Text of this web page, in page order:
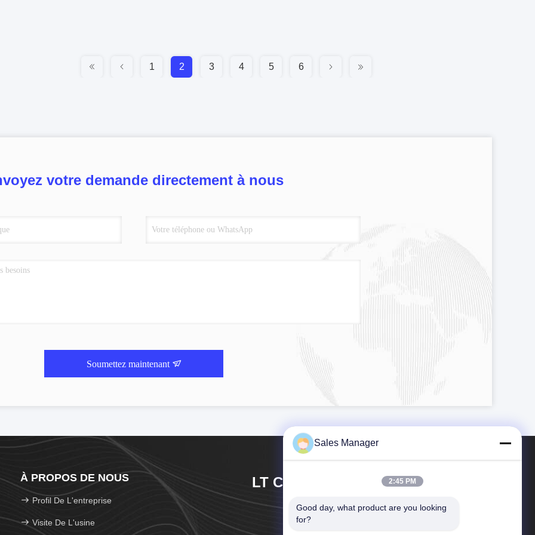
1 2 3 4 5 6
votre demande directement à nous
Soumettez maintenant
À PROPOS DE NOUS
Profil De L'entreprise
Visite De L'usine
LT CIRCUIT CO.,LTD.
Sales Manager
2:45 PM
Good day, what product are you looking
for?